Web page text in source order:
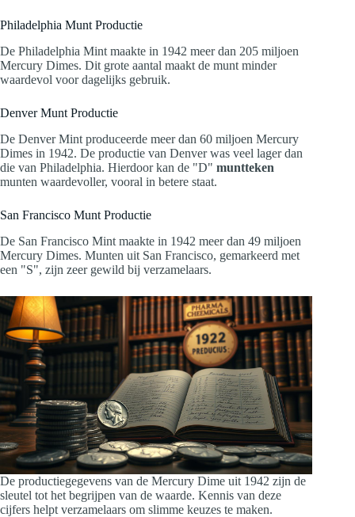
Philadelphia Munt Productie
De Philadelphia Mint maakte in 1942 meer dan 205 miljoen
Mercury Dimes. Dit grote aantal maakt de munt minder
waardevol voor dagelijks gebruik.
Denver Munt Productie
De Denver Mint produceerde meer dan 60 miljoen Mercury
Dimes in 1942. De productie van Denver was veel lager dan
die van Philadelphia. Hierdoor kan de "D" muntteken
munten waardevoller, vooral in betere staat.
San Francisco Munt Productie
De San Francisco Mint maakte in 1942 meer dan 49 miljoen
Mercury Dimes. Munten uit San Francisco, gemarkeerd met
een "S", zijn zeer gewild bij verzamelaars.
De productiegegevens van de Mercury Dime uit 1942 zijn de
sleutel tot het begrijpen van de waarde. Kennis van deze
cijfers helpt verzamelaars om slimme keuzes te maken.